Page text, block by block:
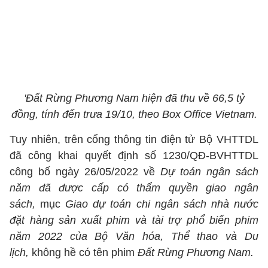
'Đất Rừng Phương Nam hiện đã thu về 66,5 tỷ
đồng, tính đến trưa 19/10, theo Box Office Vietnam.
Tuy nhiên, trên cổng thông tin điện tử Bộ VHTTDL
đã công khai quyết định số 1230/QÐ-BVHTTDL
công bố ngày 26/05/2022 về Dự toán ngân sách
năm đã được cấp có thẩm quyền giao ngân
sách, mục Giao dự toán chi ngân sách nhà nước
đặt hàng sản xuất phim và tài trợ phổ biến phim
năm 2022 của Bộ Văn hóa, Thể thao và Du
lịch, không hề có tên phim Đất Rừng Phương Nam.